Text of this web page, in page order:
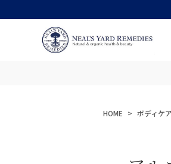
HOME ボディケア